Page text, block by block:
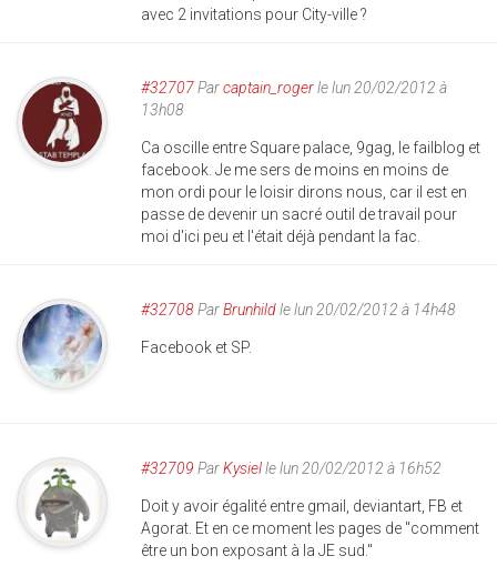
avec 2 invitations pour City-ville ?
#32707Parcaptain_rogerle lun 20/02/2012 à
13h08
Ca oscille entre Square palace, 9gag, le failblog et
facebook. Je me sers de moins en moins de
mon ordi pour le loisir dirons nous, car il est en
passe de devenir un sacré outil de travail pour
moi d'ici peu et l'était déjà pendant la fac.
#32708ParBrunhildle lun 20/02/2012 à 14h48
Facebook et SP.
#32709 ParKysielle lun 20/02/2012 à 16h52
Doit y avoir égalité entre gmail, deviantart, FB et
Agorat. Et en ce moment les pages de "comment
être un bon exposant à la JE sud."